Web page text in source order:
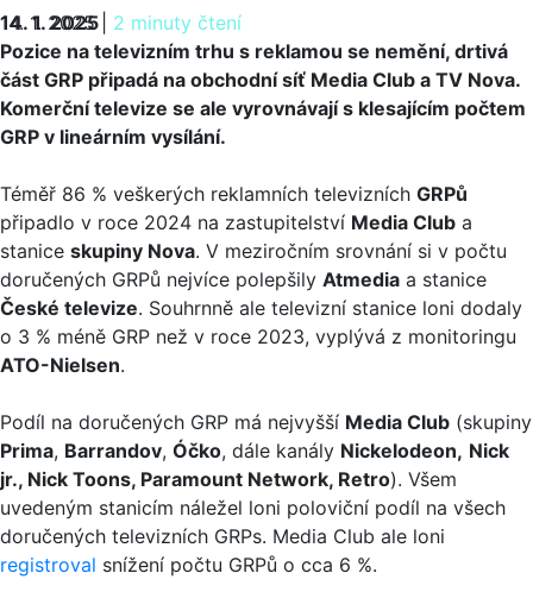
14. 1. 2025 2 minuty čtení
14. 1. 2025
Pozice na televizním trhu s reklamou se nemění, drtivá
část GRP připadá na obchodní síť Media Club a TV Nova.
Komerční televize se ale vyrovnávají s klesajícím počtem
GRP v lineárním vysílání.
Téměř 86 % veškerých reklamních televizních GRPů
připadlo v roce 2024 na zastupitelství Media Club a
stanice skupiny Nova. V meziročním srovnání si v počtu
doručených GRPů nejvíce polepšily Atmedia a stanice
České televize. Souhrnně ale televizní stanice loni dodaly
o 3 % méně GRP než v roce 2023, vyplývá z monitoringu
ATO-Nielsen.
Podíl na doručených GRP má nejvyšší Media Club (skupiny
Prima, Barrandov, Óčko, dále kanály Nickelodeon, Nick
jr., Nick Toons, Paramount Network, Retro). Všem
uvedeným stanicím náležel loni poloviční podíl na všech
doručených televizních GRPs. Media Club ale loni
registroval snížení počtu GRPů o cca 6 %.